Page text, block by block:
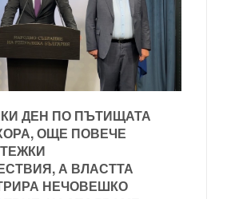
ДЕН ПО ПЪТИЩАТА
ОЩЕ ПОВЕЧЕ
А ВЛАСТТА
НЕЧОВЕШКО